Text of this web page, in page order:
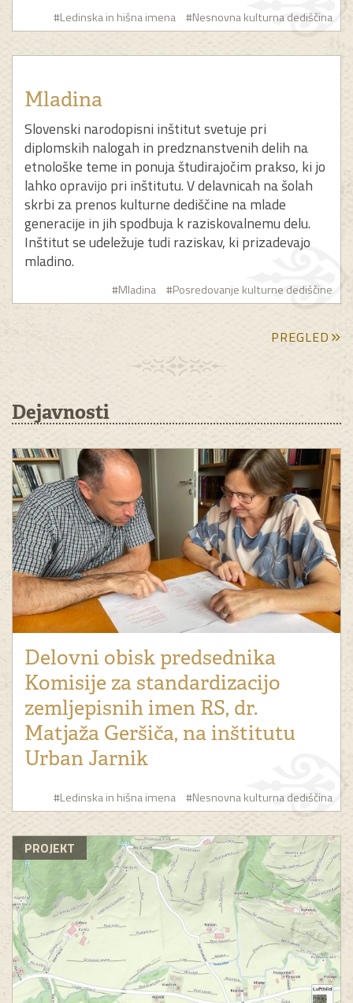
#Ledinska in hišna imena #Nesnovna kulturna dediščina
Mladina
Slovenski narodopisni inštitut svetuje pri
diplomskih nalogah in predznanstvenih delih na
etnološke teme in ponuja študirajočim prakso, ki jo
lahko opravijo pri inštitutu. V delavnicah na šolah
skrbi za prenos kulturne dediščine na mlade
generacije in jih spodbuja k raziskovalnemu delu.
Inštitut se udeležuje tudi raziskav, ki prizadevajo
mladino.
#Mladina #Posredovanje kulturne dediščine
PREGLED
Dejavnosti
Delovni obisk predsednika
Komisije za standardizacijo
zemljepisnih imen RS, dr.
Matjaža Geršiča, na inštitutu
Urban Jarnik
#Ledinska in hišna imena #Nesnovna kulturna dediščina
PROJEKT